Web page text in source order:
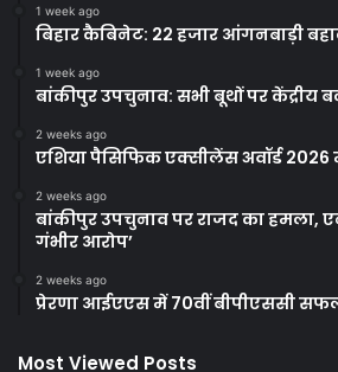
1 week ago
बिहार कैबिनेट: 22 हजार आंगनबाड़ी
1 week ago
बांकीपुर उपचुनाव: सभी बूथों पर केंद्रीय
2 weeks ago
एशिया पैसिफिक एक्सीलेंस अवॉर्ड 2026
2 weeks ago
बांकीपुर उपचुनाव पर राजद का हमला,
गंभीर आरोप’
2 weeks ago
प्रेरणा आईएएस में 70वीं बीपीएससी
Most Viewed Posts